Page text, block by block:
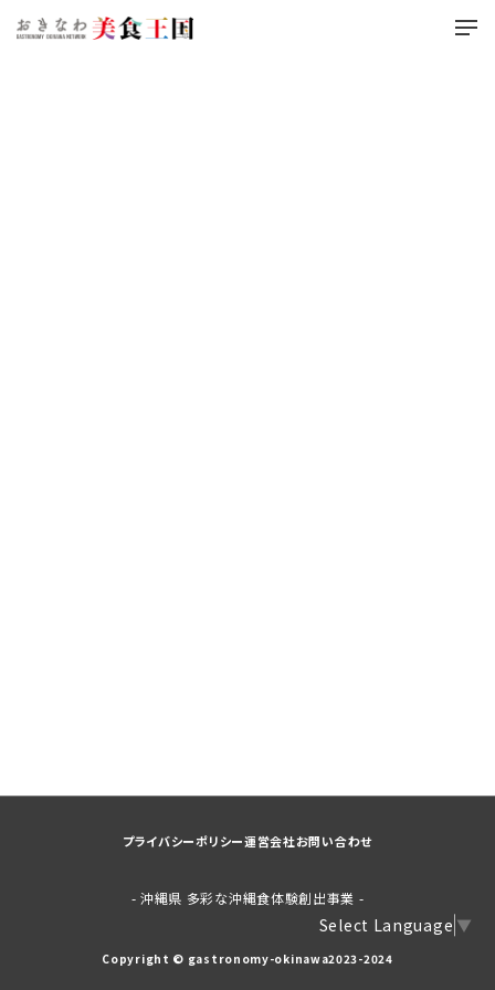
プライバシーポリシー運営会社お問い合わせ
- 沖縄県 多彩な沖縄食体験創出事業 -
Select Language ▼
Copyright © gastronomy-okinawa2023-2024